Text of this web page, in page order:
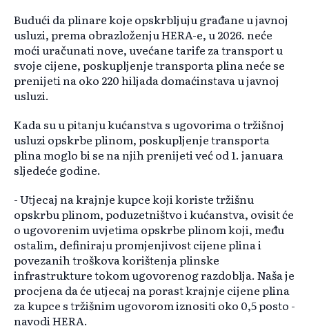
Budući da plinare koje opskrbljuju građane u javnoj
usluzi, prema obrazloženju HERA-e, u 2026. neće
moći uračunati nove, uvećane tarife za transport u
svoje cijene, poskupljenje transporta plina neće se
prenijeti na oko 220 hiljada domaćinstava u javnoj
usluzi.
Kada su u pitanju kućanstva s ugovorima o tržišnoj
usluzi opskrbe plinom, poskupljenje transporta
plina moglo bi se na njih prenijeti već od 1. januara
sljedeće godine.
- Utjecaj na krajnje kupce koji koriste tržišnu
opskrbu plinom, poduzetništvo i kućanstva, ovisit će
o ugovorenim uvjetima opskrbe plinom koji, među
ostalim, definiraju promjenjivost cijene plina i
povezanih troškova korištenja plinske
infrastrukture tokom ugovorenog razdoblja. Naša je
procjena da će utjecaj na porast krajnje cijene plina
za kupce s tržišnim ugovorom iznositi oko 0,5 posto -
navodi HERA.